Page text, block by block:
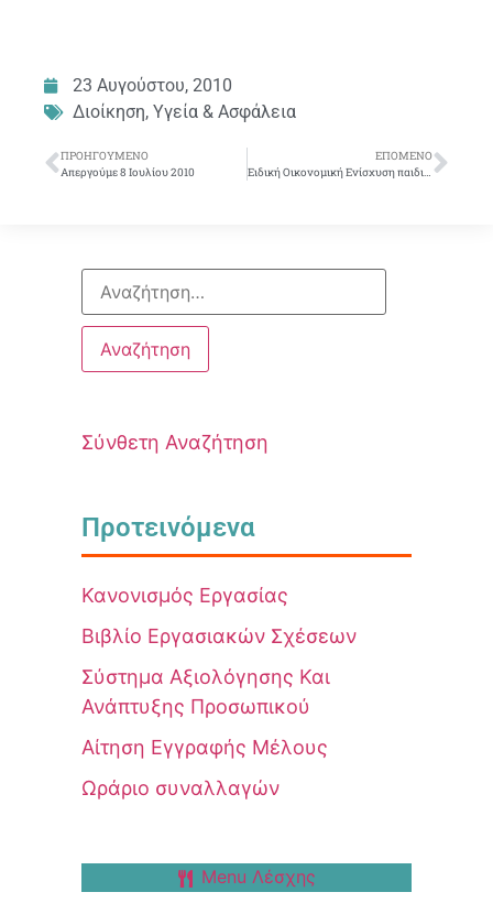
23 Αυγούστου, 2010
Διοίκηση, Υγεία & Ασφάλεια
ΠΡΟΗΓΟΎΜΕΝΟ
Απεργούμε 8 Ιουλίου 2010
ΕΠΌΜΕΝΟ
Ειδική Οικονομική Ενίσχυση παιδιών συναδέλφων που εισάγονται σε ΑΕΙ ή ΤΕΙ μακρία από τον τόπο διαμονής τους
Σύνθετη Αναζήτηση
Προτεινόμενα
Κανονισμός Εργασίας
Βιβλίο Εργασιακών Σχέσεων
Σύστημα Αξιολόγησης Και
Ανάπτυξης Προσωπικού
Αίτηση Εγγραφής Μέλους
Ωράριο συναλλαγών
Menu Λέσχης